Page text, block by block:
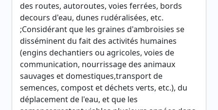
des routes, autoroutes, voies ferrées, bords
decours d'eau, dunes rudéralisées, etc.
;Considérant que les graines d'ambroisies se
disséminent du fait des activités humaines
(engins dechantiers ou agricoles, voies de
communication, nourrissage des animaux
sauvages et domestiques,transport de
semences, compost et déchets verts, etc.), du
déplacement de l'eau, et que les